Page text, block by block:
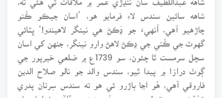
شاهه سائين سندس لاءِ فرمايو هو، ’اسان جيڪو ڪُنو
چاڙهيو آهي، اُنهيءَ جو ڍَڪڻ هي نينگر لاهيندو!‘ ڀٽائي
گهوٽ جي ڪُني جي ڍڪڻ لاهڻ وارو نينگر، جنهن کي اسان
سچل سرمست ٿا چئون، سو 1739ع ۾ ضلعي خيرپور جي
ڳوٺ درازا ۾ پيدا ٿيو، سندس والد جو نالو صلاح الدين
فاروقي آهي، هُو اڃا ٻاڙرو ئي هو ته سندس سِرتان پدري
شفقت جو هٿ لهي ويو ۽ هُن پنهنجي ڏاڏي خواجا ميان